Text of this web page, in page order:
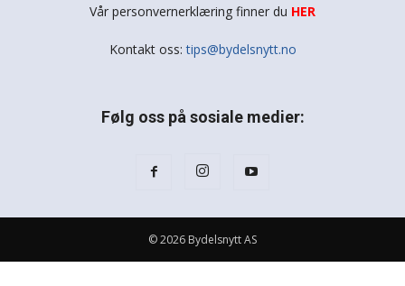
Vår personvernerklæring finner du HER
Kontakt oss:tips@bydelsnytt.no
Følg oss på sosiale medier:
© 2026 Bydelsnytt AS